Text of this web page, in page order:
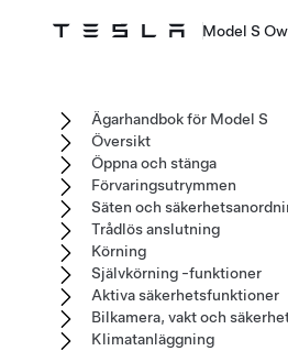
Model S
Ägarhandbok för Model S
Översikt
Öppna och stänga
Förvaringsutrymmen
Säten och
Trådlös anslutning
Körning
Självkörning -funktioner
Aktiva säkerhetsfunktioner
Bilkamera, vakt och
Klimatanläggning